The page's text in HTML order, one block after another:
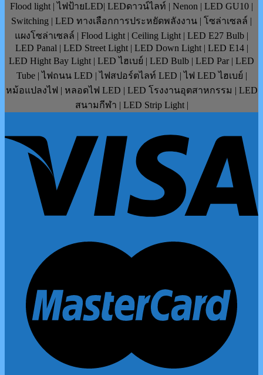
Flood light | ไฟป้ายLED| LEDดาวน์ไลท์ | Nenon | LED GU10 |
Switching | LED ทางเลือกการประหยัดพลังงาน | โซล่าเซลล์ |
แผงโซล่าเซลล์ | Flood Light | Ceiling Light | LED E27 Bulb |
LED Panal | LED Street Light | LED Down Light | LED E14 |
LED Hight Bay Light | LED ไฮเบย์ | LED Bulb | LED Par | LED
Tube | ไฟถนน LED | ไฟสปอร์ตไลท์ LED | ไฟ LED ไฮเบย์ |
หม้อแปลงไฟ | หลอดไฟ LED | LED โรงงานอุตสาหกรรม | LED
สนามกีฬา | LED Strip Light |